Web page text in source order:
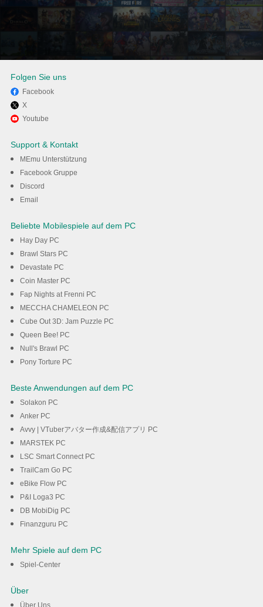
Viel Spaß beim Spielen von
The Spike - Volleyball Story
auf dem PC mit MEmu
Folgen Sie uns
Facebook
X
Youtube
Support & Kontakt
MEmu Unterstützung
Facebook Gruppe
Discord
Email
Beliebte Mobilespiele auf dem PC
Hay Day PC
Brawl Stars PC
Devastate PC
Coin Master PC
Fap Nights at Frenni PC
MECCHA CHAMELEON PC
Cube Out 3D: Jam Puzzle PC
Queen Bee! PC
Null's Brawl PC
Pony Torture PC
Beste Anwendungen auf dem PC
Solakon PC
Anker PC
Avvy | VTuberアバター作成&配信アプリ PC
MARSTEK PC
LSC Smart Connect PC
TrailCam Go PC
eBike Flow PC
P&I Loga3 PC
DB MobiDig PC
Finanzguru PC
Mehr Spiele auf dem PC
Spiel-Center
Über